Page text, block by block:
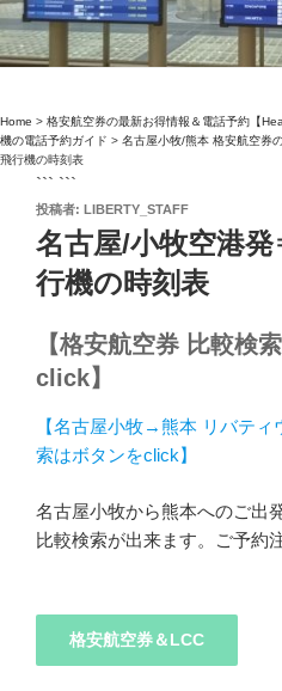
Home > 格安航空券の最新お得情報＆電話予約【
機の電話予約ガイド > 名古屋小牧/熊本 格安航空券
飛行機の時刻表
``` ```
投
稿
日:
投稿者: LIBERTY_STAFF
名古屋/小牧空港
行機の時刻表
【格安航空券 比較検
click】
【名古屋小牧→熊本 リバテ
索はボタンをclick】
名古屋小牧から熊本へのご出
比較検索が出来ます。ご予約
格安航空券＆LCC